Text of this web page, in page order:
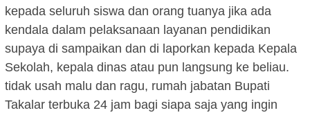
kepada seluruh siswa dan orang tuanya jika ada
kendala dalam pelaksanaan layanan pendidikan
supaya di sampaikan dan di laporkan kepada Kepala
Sekolah, kepala dinas atau pun langsung ke beliau.
tidak usah malu dan ragu, rumah jabatan Bupati
Takalar terbuka 24 jam bagi siapa saja yang ingin